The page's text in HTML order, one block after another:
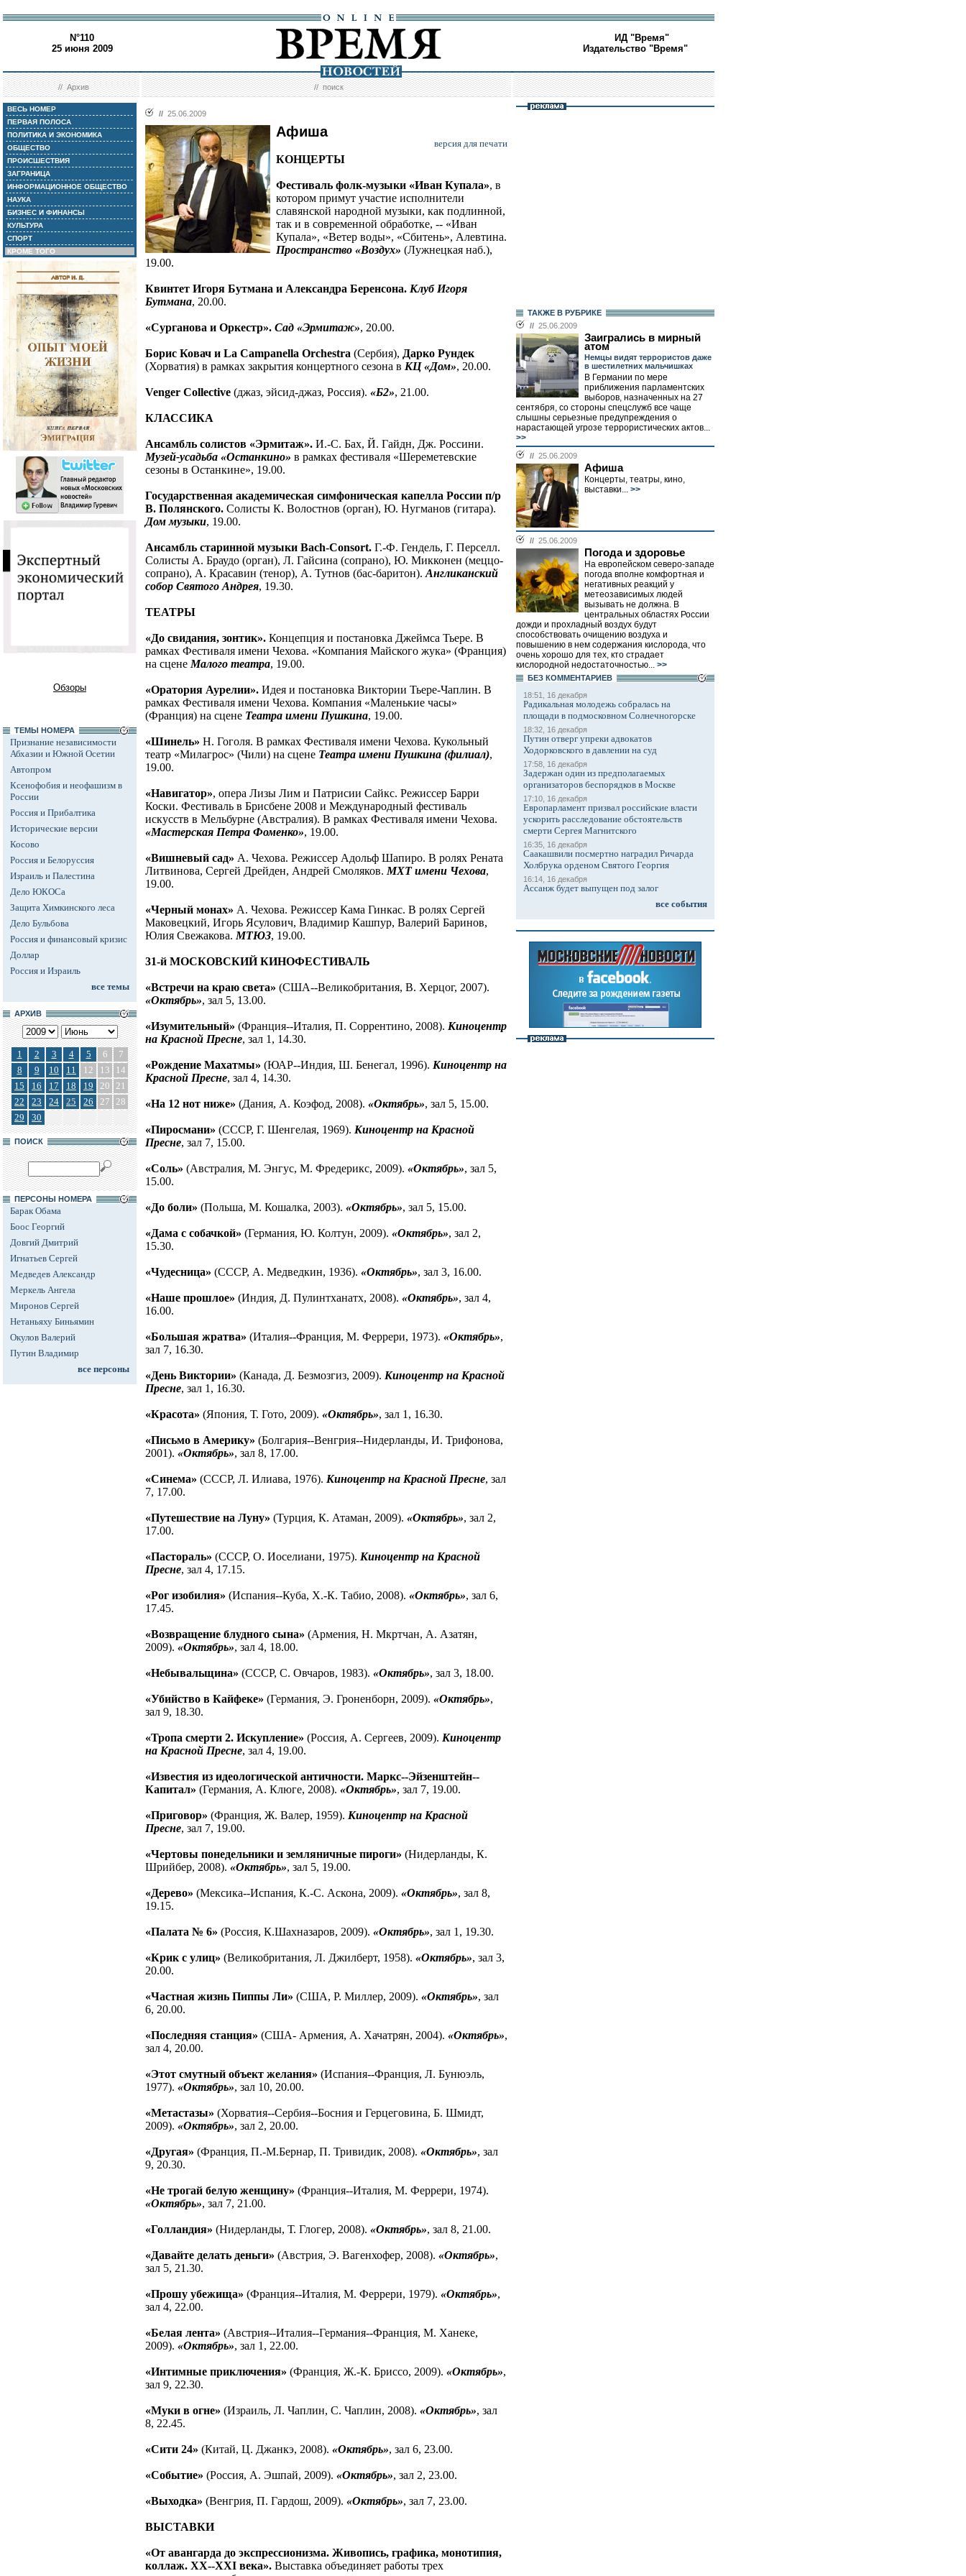
N°110
25 июня 2009
ИД "Время"
Издательство "Время"
//Архив //поиск
ВЕСЬ НОМЕР
ПЕРВАЯ ПОЛОСА
ПОЛИТИКА И ЭКОНОМИКА
ОБЩЕСТВО
ПРОИСШЕСТВИЯ
ЗАГРАНИЦА
ИНФОРМАЦИОННОЕ ОБЩЕСТВО
НАУКА
БИЗНЕС И ФИНАНСЫ
КУЛЬТУРА
СПОРТ
КРОМЕ ТОГО
Обзоры
ТЕМЫ НОМЕРА
Признание независимости
Абхазии и Южной Осетии
Автопром
Ксенофобия и неофашизм в
России
Россия и Прибалтика
Исторические версии
Косово
Россия и Белоруссия
Израиль и Палестина
Дело ЮКОСа
Защита Химкинского леса
Дело Бульбова
Россия и финансовый кризис
Доллар
Россия и Израиль
все темы
АРХИВ
1 2 3 4 5 6
7
8
9 10 11 12 13
14
15
16 17 18 19 20 21
22
23 24 25 26 27 28
29
30
ПОИСК
ПЕРСОНЫ НОМЕРА
Барак Обама
Боос Георгий
Довгий Дмитрий
Игнатьев Сергей
Медведев Александр
Меркель Ангела
Миронов Сергей
Нетаньяху Биньямин
Окулов Валерий
Путин Владимир
все персоны
// 25.06.2009
Афиша
версия для печати
КОНЦЕРТЫ
Фестиваль фолк-музыки «Иван Купала», в
котором примут участие исполнители
славянской народной музыки, как подлинной,
так и в современной обработке, -- «Иван
Купала», «Ветер воды», «Сбитень», Алевтина.
Пространство «Воздух» (Лужнецкая наб.),
19.00.
Квинтет Игоря Бутмана и Александра Беренсона. Клуб Игоря
Бутмана, 20.00.
«Сурганова и Оркестр». Сад «Эрмитаж», 20.00.
Борис Ковач и La Campanella Orchestra (Сербия), Дарко Рундек
(Хорватия) в рамках закрытия концертного сезона в КЦ «Дом», 20.00.
Venger Collective (джаз, эйсид-джаз, Россия). «Б2», 21.00.
КЛАССИКА
Ансамбль солистов «Эрмитаж». И.-С. Бах, Й. Гайдн, Дж. Россини.
Музей-усадьба «Останкино» в рамках фестиваля «Шереметевские
сезоны в Останкине», 19.00.
Государственная академическая симфоническая капелла России п/р
В. Полянского. Солисты К. Волостнов (орган), Ю. Нугманов (гитара).
Дом музыки, 19.00.
Ансамбль старинной музыки Bach-Consort. Г.-Ф. Гендель, Г. Перселл.
Солисты А. Браудо (орган), Л. Гайсина (сопрано), Ю. Микконен (меццо-
сопрано), А. Красавин (тенор), А. Тутнов (бас-баритон). Англиканский
собор Святого Андрея, 19.30.
ТЕАТРЫ
«До свидания, зонтик». Концепция и постановка Джеймса Тьере. В
рамках Фестиваля имени Чехова. «Компания Майского жука» (Франция)
на сцене Малого театра, 19.00.
«Оратория Аурелии». Идея и постановка Виктории Тьере-Чаплин. В
рамках Фестиваля имени Чехова. Компания «Маленькие часы»
(Франция) на сцене Театра имени Пушкина, 19.00.
«Шинель» Н. Гоголя. В рамках Фестиваля имени Чехова. Кукольный
театр «Милагрос» (Чили) на сцене Театра имени Пушкина (филиал),
19.00.
«Навигатор», опера Лизы Лим и Патрисии Сайкс. Режиссер Барри
Коски. Фестиваль в Брисбене 2008 и Международный фестиваль
искусств в Мельбурне (Австралия). В рамках Фестиваля имени Чехова.
«Мастерская Петра Фоменко», 19.00.
«Вишневый сад» А. Чехова. Режиссер Адольф Шапиро. В ролях Рената
Литвинова, Сергей Дрейден, Андрей Смоляков. МХТ имени Чехова,
19.00.
«Черный монах» А. Чехова. Режиссер Кама Гинкас. В ролях Сергей
Маковецкий, Игорь Ясулович, Владимир Кашпур, Валерий Баринов,
Юлия Свежакова. МТЮЗ, 19.00.
31-й МОСКОВСКИЙ КИНОФЕСТИВАЛЬ
«Встречи на краю света» (США--Великобритания, В. Херцог, 2007).
«Октябрь», зал 5, 13.00.
«Изумительный» (Франция--Италия, П. Соррентино, 2008). Киноцентр
на Красной Пресне, зал 1, 14.30.
«Рождение Махатмы» (ЮАР--Индия, Ш. Бенегал, 1996). Киноцентр на
Красной Пресне, зал 4, 14.30.
«На 12 нот ниже» (Дания, А. Коэфод, 2008). «Октябрь», зал 5, 15.00.
«Пиросмани» (СССР, Г. Шенгелая, 1969). Киноцентр на Красной
Пресне, зал 7, 15.00.
«Соль» (Австралия, М. Энгус, М. Фредерикс, 2009). «Октябрь», зал 5,
15.00.
«До боли» (Польша, М. Кошалка, 2003). «Октябрь», зал 5, 15.00.
«Дама с собачкой» (Германия, Ю. Колтун, 2009). «Октябрь», зал 2,
15.30.
«Чудесница» (СССР, А. Медведкин, 1936). «Октябрь», зал 3, 16.00.
«Наше прошлое» (Индия, Д. Пулинтханатх, 2008). «Октябрь», зал 4,
16.00.
«Большая жратва» (Италия--Франция, М. Феррери, 1973). «Октябрь»,
зал 7, 16.30.
«День Виктории» (Канада, Д. Безмозгиз, 2009). Киноцентр на Красной
Пресне, зал 1, 16.30.
«Красота» (Япония, Т. Гото, 2009). «Октябрь», зал 1, 16.30.
«Письмо в Америку» (Болгария--Венгрия--Нидерланды, И. Трифонова,
2001). «Октябрь», зал 8, 17.00.
«Синема» (СССР, Л. Илиава, 1976). Киноцентр на Красной Пресне, зал
7, 17.00.
«Путешествие на Луну» (Турция, К. Атаман, 2009). «Октябрь», зал 2,
17.00.
«Пастораль» (СССР, О. Иоселиани, 1975). Киноцентр на Красной
Пресне, зал 4, 17.15.
«Рог изобилия» (Испания--Куба, Х.-К. Табио, 2008). «Октябрь», зал 6,
17.45.
«Возвращение блудного сына» (Армения, Н. Мкртчан, А. Азатян,
2009). «Октябрь», зал 4, 18.00.
«Небывальщина» (СССР, С. Овчаров, 1983). «Октябрь», зал 3, 18.00.
«Убийство в Кайфеке» (Германия, Э. Гроненборн, 2009). «Октябрь»,
зал 9, 18.30.
«Тропа смерти 2. Искупление» (Россия, А. Сергеев, 2009). Киноцентр
на Красной Пресне, зал 4, 19.00.
«Известия из идеологической античности. Маркс--Эйзенштейн--
Капитал» (Германия, А. Клюге, 2008). «Октябрь», зал 7, 19.00.
«Приговор» (Франция, Ж. Валер, 1959). Киноцентр на Красной
Пресне, зал 7, 19.00.
«Чертовы понедельники и земляничные пироги» (Нидерланды, К.
Шрийбер, 2008). «Октябрь», зал 5, 19.00.
«Дерево» (Мексика--Испания, К.-С. Аскона, 2009). «Октябрь», зал 8,
19.15.
«Палата № 6» (Россия, К.Шахназаров, 2009). «Октябрь», зал 1, 19.30.
«Крик с улиц» (Великобритания, Л. Джилберт, 1958). «Октябрь», зал 3,
20.00.
«Частная жизнь Пиппы Ли» (США, Р. Миллер, 2009). «Октябрь», зал
6, 20.00.
«Последняя станция» (США- Армения, А. Хачатрян, 2004). «Октябрь»,
зал 4, 20.00.
«Этот смутный объект желания» (Испания--Франция, Л. Бунюэль,
1977). «Октябрь», зал 10, 20.00.
«Метастазы» (Хорватия--Сербия--Босния и Герцеговина, Б. Шмидт,
2009). «Октябрь», зал 2, 20.00.
«Другая» (Франция, П.-М.Бернар, П. Тривидик, 2008). «Октябрь», зал
9, 20.30.
«Не трогай белую женщину» (Франция--Италия, М. Феррери, 1974).
«Октябрь», зал 7, 21.00.
«Голландия» (Нидерланды, Т. Глогер, 2008). «Октябрь», зал 8, 21.00.
«Давайте делать деньги» (Австрия, Э. Вагенхофер, 2008). «Октябрь»,
зал 5, 21.30.
«Прошу убежища» (Франция--Италия, М. Феррери, 1979). «Октябрь»,
зал 4, 22.00.
«Белая лента» (Австрия--Италия--Германия--Франция, М. Ханеке,
2009). «Октябрь», зал 1, 22.00.
«Интимные приключения» (Франция, Ж.-К. Бриссо, 2009). «Октябрь»,
зал 9, 22.30.
«Муки в огне» (Израиль, Л. Чаплин, С. Чаплин, 2008). «Октябрь», зал
8, 22.45.
«Сити 24» (Китай, Ц. Джанкэ, 2008). «Октябрь», зал 6, 23.00.
«Событие» (Россия, А. Эшпай, 2009). «Октябрь», зал 2, 23.00.
«Выходка» (Венгрия, П. Гардош, 2009). «Октябрь», зал 7, 23.00.
ВЫСТАВКИ
«От авангарда до экспрессионизма. Живопись, графика, монотипия,
коллаж. ХХ--XXI века». Выставка объединяет работы трех
ТАКЖЕ В РУБРИКЕ
// 25.06.2009
Заигрались в мирный
атом
Немцы видят террористов даже
в шестилетних мальчишках
В Германии по мере
приближения парламентских
выборов, назначенных на 27
сентября, со стороны спецслужб все чаще
слышны серьезные предупреждения о
нарастающей угрозе террористических актов...
>>
// 25.06.2009
Афиша
Концерты, театры, кино,
выставки... >>
// 25.06.2009
Погода и здоровье
На европейском северо-западе
погода вполне комфортная и
негативных реакций у
метеозависимых людей
вызывать не должна. В
центральных областях России
дожди и прохладный воздух будут
способствовать очищению воздуха и
повышению в нем содержания кислорода, что
очень хорошо для тех, кто страдает
кислородной недостаточностью... >>
БЕЗ КОМMЕНТАРИЕВ
18:51, 16 декабря
Радикальная молодежь собралась на
площади в подмосковном Солнечногорске
18:32, 16 декабря
Путин отверг упреки адвокатов
Ходорковского в давлении на суд
17:58, 16 декабря
Задержан один из предполагаемых
организаторов беспорядков в Москве
17:10, 16 декабря
Европарламент призвал российские власти
ускорить расследование обстоятельств
смерти Сергея Магнитского
16:35, 16 декабря
Саакашвили посмертно наградил Ричарда
Холбрука орденом Святого Георгия
16:14, 16 декабря
Ассанж будет выпущен под залог
все события